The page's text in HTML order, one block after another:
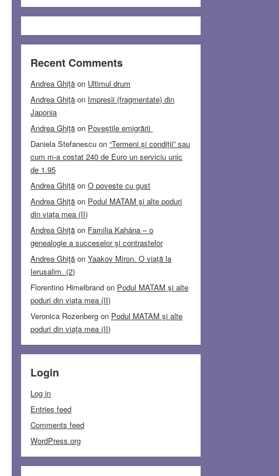
Recent Comments
Andrea Ghiţă on Ultimul drum
Andrea Ghiţă on Impresii (fragmentate) din
Japonia
Andrea Ghiţă on Poveștile emigrării
Daniela Stefanescu on“Termeni și condiții” sau
cum m-a costat 240 de Euro un serviciu unic
de 1.95
Andrea Ghiţă onO poveste cu gust
Andrea Ghiţă on Podul MATAM şi alte poduri
din viaţa mea (II)
Andrea Ghiţă on Familia Kahána – o
genealogie a succeselor şi contrastelor
Andrea Ghiţă onYaakov Miron. O viață la
Ierusalim. (2)
Florentino Himelbrand on Podul MATAM şi alte
poduri din viaţa mea (II)
Veronica Rozenberg on Podul MATAM şi alte
poduri din viaţa mea (II)
Login
Log in
Entries feed
Comments feed
WordPress.org